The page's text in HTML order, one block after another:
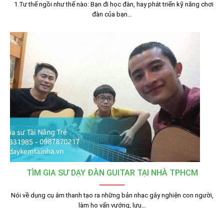
1.Tư thế ngồi như thế nào: Bạn đi học đàn, hay phát triển kỹ năng chơi
đàn của bạn…
TÌM GIA SƯ DẠY ĐÀN GUITAR TẠI NHÀ TPHCM
Nói về dụng cụ âm thanh tạo ra những bản nhạc gây nghiện con người,
làm họ vấn vướng, lưu…